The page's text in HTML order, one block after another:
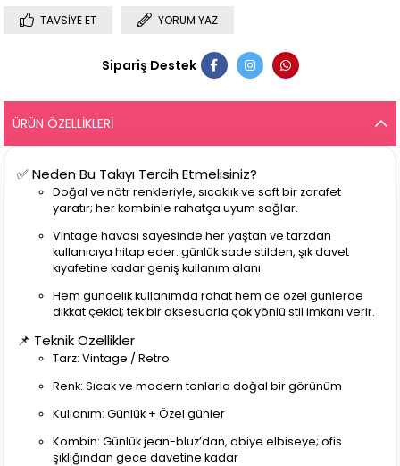
TAVSIYE ET YORUM YAZ
Sipariş Destek
ÜRÜN ÖZELLIKLERI
✅ Neden Bu Takıyı Tercih Etmelisiniz?
Doğal ve nötr renkleriyle, sıcaklık ve soft bir zarafet
yaratır; her kombinle rahatça uyum sağlar.
Vintage havası sayesinde her yaştan ve tarzdan
kullanıcıya hitap eder: günlük sade stilden, şık davet
kıyafetine kadar geniş kullanım alanı.
Hem gündelik kullanımda rahat hem de özel günlerde
dikkat çekici; tek bir aksesuarla çok yönlü stil imkanı verir.
📌 Teknik Özellikler
Tarz: Vintage / Retro
Renk: Sıcak ve modern tonlarla doğal bir görünüm
Kullanım: Günlük + Özel günler
Kombin: Günlük jean-bluz’dan, abiye elbiseye; ofis
şıklığından gece davetine kadar